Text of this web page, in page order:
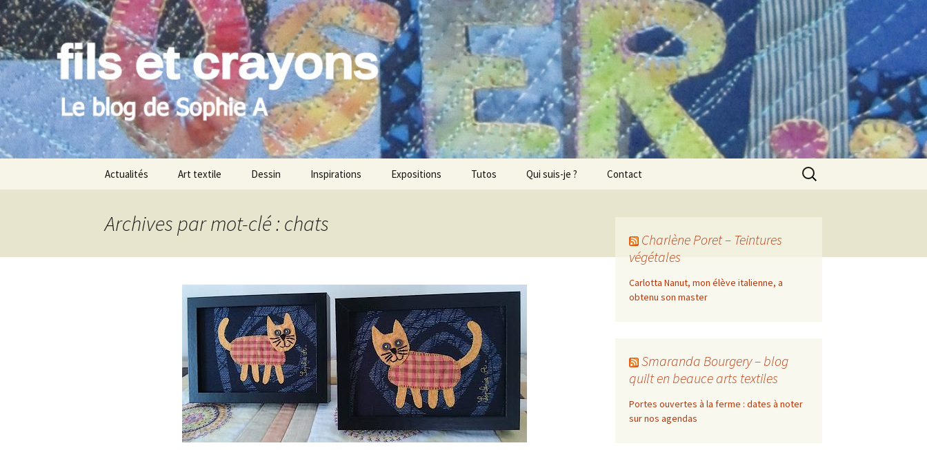
Aller
au
contenu
filsetcrayons
Le blog de Sophie A
Actualités Art textile Dessin Inspirations Expositions Tutos Qui suis-je ? Contact
Rechercher :
Archives par mot-clé : chats
Charlène Poret – Teintures
végétales
Carlotta Nanut, mon élève italienne, a
obtenu son master
Smaranda Bourgery – blog
quilt en beauce arts textiles
Portes ouvertes à la ferme : dates à noter
sur nos agendas